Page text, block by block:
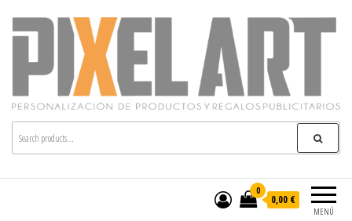
Pixelart
Especialistas en textil publicitario y regalos
personalizados en móstoles
MENÚ
0
0,00 €